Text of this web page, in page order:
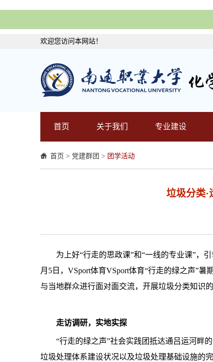
欢迎您访问本网站！
首页 关于我们 专业建设
首页 > 党建群团 > 团学活动
垃圾分类
为上好“行走的思政课”和“一线的专业课”，
月5日，VSport体育VSport体育“行走的绿之声”
与当地群众进行面对面交流，开展垃圾分类知识
走访调研， 实地实探
“行走的绿之声”社会实践团抵达通吕运河畔
垃圾处理体系建设状况以及垃圾处理基础设施的